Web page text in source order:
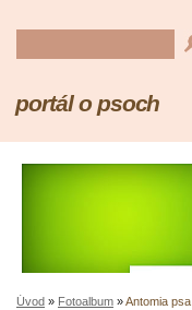
portál o psoch
Úvod » Fotoalbum »Antomia psa